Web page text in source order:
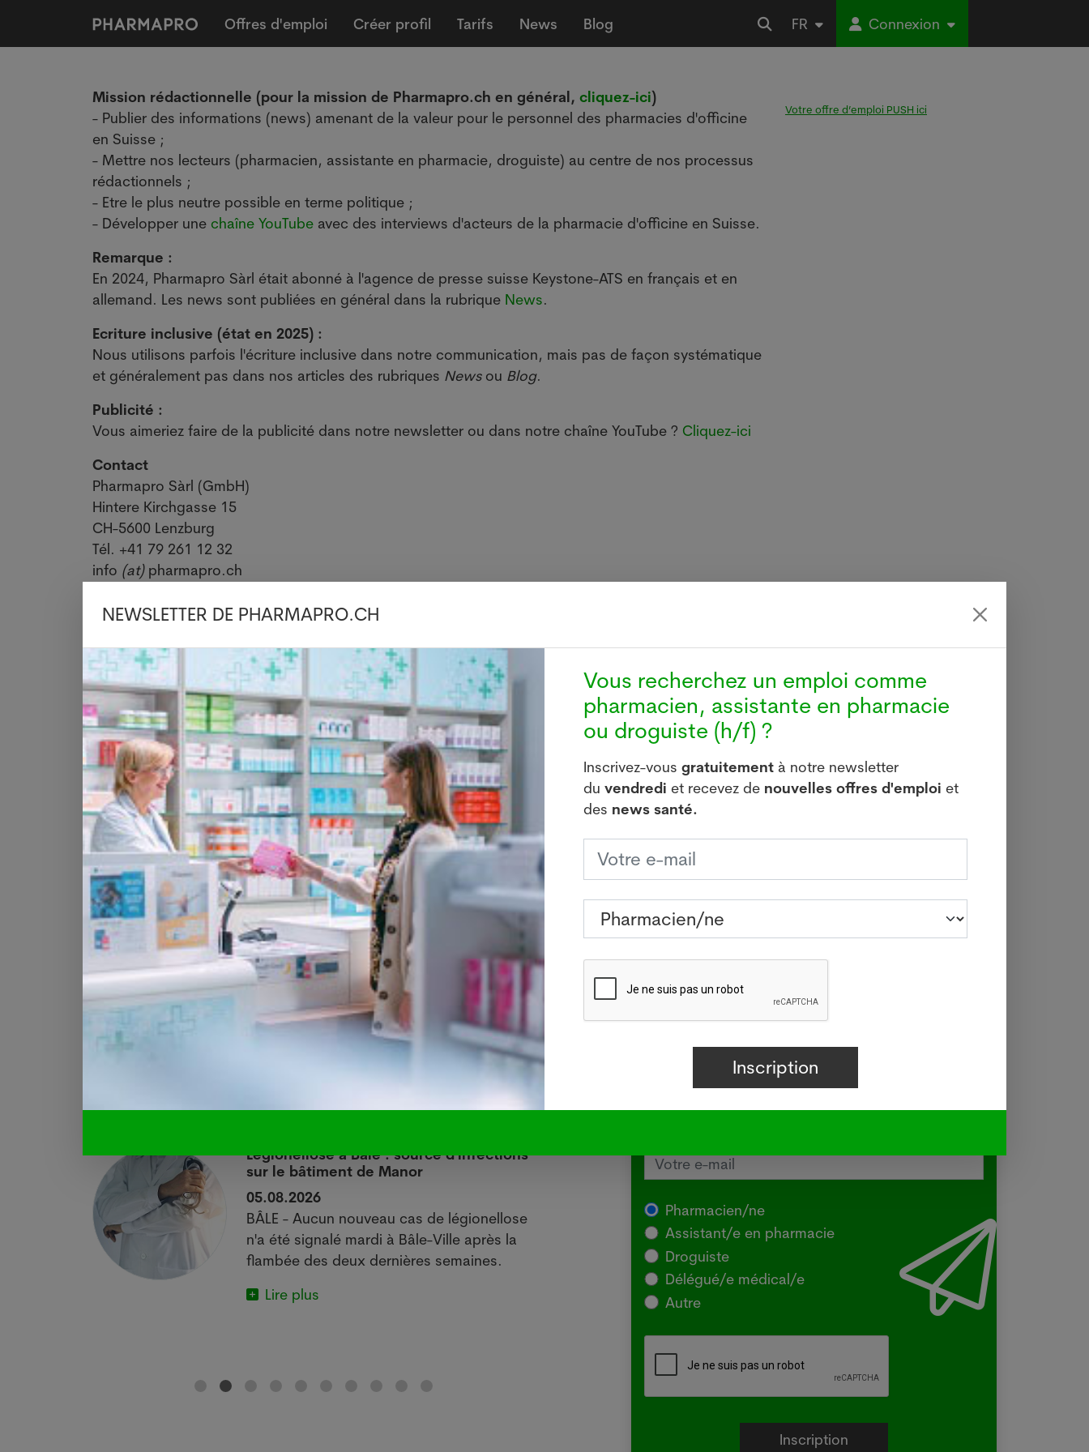
Offres d'emploi Créer profil Tarifs News Blog FR Connexion
Mission rédactionnelle (pour la mission de Pharmapro.ch en général, cliquez-ici)
- Publier des informations (news) amenant de la valeur pour le personnel des pharmacies d'officine
en Suisse ;
- Mettre nos lecteurs (pharmacien, assistante en pharmacie, droguiste) au centre de nos processus
rédactionnels ;
- Etre le plus neutre possible en terme politique ;
- Développer une chaîne YouTube avec des interviews d'acteurs de la pharmacie d'officine en Suisse.
Remarque :
En 2024, Pharmapro Sàrl était abonné à l'agence de presse suisse Keystone-ATS en français et en
allemand. Les news sont publiées en général dans la rubrique News.
Ecriture inclusive (état en 2025) :
Nous utilisons parfois l'écriture inclusive dans notre communication, mais pas de façon systématique
et généralement pas dans nos articles des rubriques Newsou Blog.
Publicité :
Vous aimeriez faire de la publicité dans notre newsletter ou dans notre chaîne YouTube ? Cliquez-ici
Contact
Pharmapro Sàrl (GmbH)
Hintere Kirchgasse 15
CH-5600 Lenzburg
Tél. +41 79 261 12 32
info (at)pharmapro.ch
Siège de l'entreprise
Pharmapro Sàrl, Hintere Kirchgasse 15, CH-5600 Lenzburg, Suisse
Numéro de TVA
CHE-114.843.991
Responsable pour la Suisse romande (rédaction) : Xavier Gruffat
Responsable pour la Suisse allemande : Dr Patrick Eichenberger
Lire aussi :Qui sommes-nous ?
Clause de non-responsabilité
Nous déclinons toute responsabilité pour le contenu des liens externes. La responsabilité pour les
contenus des pages mises en lien externe se trouve chez les gérants de ces pages (sites ou
domaines).
Crédits photos
Adobe Stock, Shutterstock, Pharmanetis Sàrl (Creapharma.ch)
Dernière mise à jour de la page : 23.09.2025 - XG
Votre offre d’emploi PUSH ici
Légionellose à Bâle : source d'infections
sur le bâtiment de Manor
05.08.2026
BÂLE - Aucun nouveau cas de légionellose
n'a été signalé mardi à Bâle-Ville après la
flambée des deux dernières semaines.
Lire plus
L'Australie confirme une transmission
locale de la grippe aviaire
SYDNEY - La ministre australienne de
l'Agriculture a confirmé mercredi que la
souche H5 de la grippe aviaire, identifiée
pour la première fois dans le pays en juin
chez un oiseau migrateur,...
Lire plus
gratuite du vendredi
Pharmacien/ne
Assistant/e en pharmacie
Droguiste
Délégué/e médical/e
Autre
NEWSLETTER DE PHARMAPRO.CH
Vous recherchez un emploi comme
pharmacien, assistante en pharmacie
ou droguiste (h/f) ?
Inscrivez-vous gratuitement à notre newsletter
du vendredi et recevez de nouvelles offres d'emploi et
des news santé.